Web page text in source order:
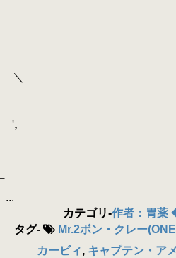
二二
二二
／ ￣
こ=-,
{ニニ
＼
Λニニ
ﾆﾆ ､ニ
ニニﾆ＼
＼ ニニニ
＼ {ニニニ
カテゴリ-作者：胃薬
タグ- Mr.2ボン・クレー
カービィ, キャプテン・ア